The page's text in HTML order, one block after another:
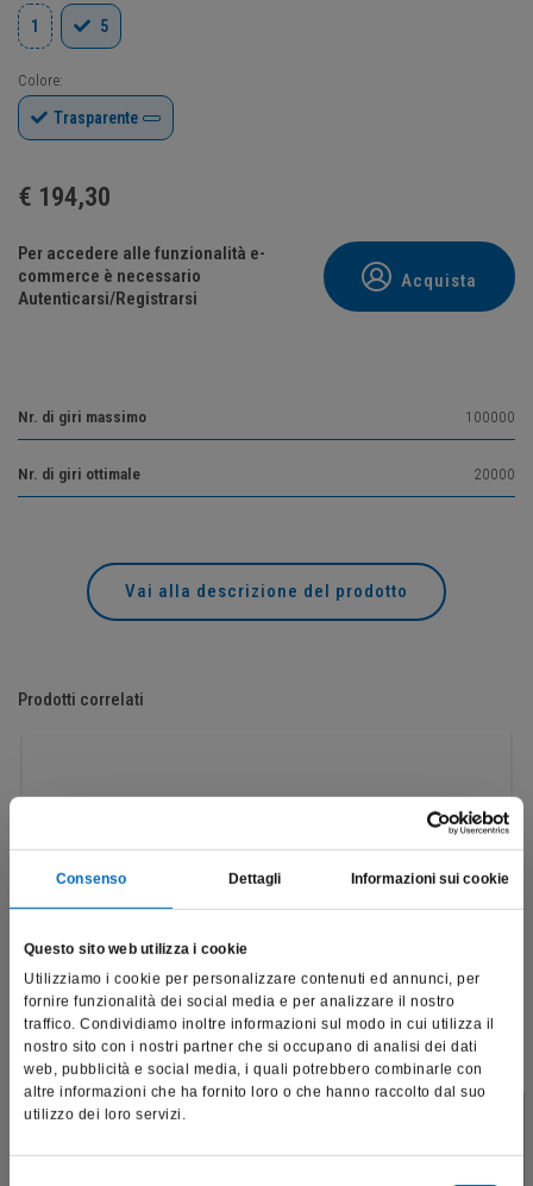
Consenso Dettagli Informazioni sui cookie
Questo sito web utilizza i cookie
Utilizziamo i cookie per personalizzare contenuti ed annunci, per
fornire funzionalità dei social media e per analizzare il nostro
traffico. Condividiamo inoltre informazioni sul modo in cui utilizza il
nostro sito con i nostri partner che si occupano di analisi dei dati
web, pubblicità e social media, i quali potrebbero combinarle con
altre informazioni che ha fornito loro o che hanno raccolto dal suo
utilizzo dei loro servizi.
1
5
Colore:
Trasparente
€ 194,30
Per accedere alle funzionalità e-
commerce è necessario
Autenticarsi/Registrarsi
Acquista
Nr. di giri massimo 100000
Nr. di giri ottimale 20000
Vai alla descrizione del prodotto
Prodotti correlati
H129DF
professionali e riporta dati, prodotti e beni sensibili per la